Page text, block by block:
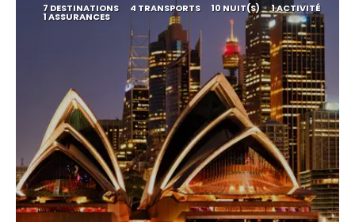
7 DESTINATIONS 4 TRANSPORTS 10 NUIT(S) 1 ACTIVITÉ
1 ASSURANCES